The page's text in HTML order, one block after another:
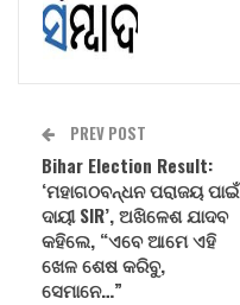
PREV POST
Bihar Election Result:
‘ମହାଗଠବନ୍ଧନ ପରାଜୟ ପାଇଁ
ଦାୟୀ SIR’, ଅଖିଳେଶ ଯାଦବ
କହିଲେ, “ଏବେ ଆମେ ଏହି
ଖେଳ ଶେଷ କରିବୁ,
ସେମାନେ…”